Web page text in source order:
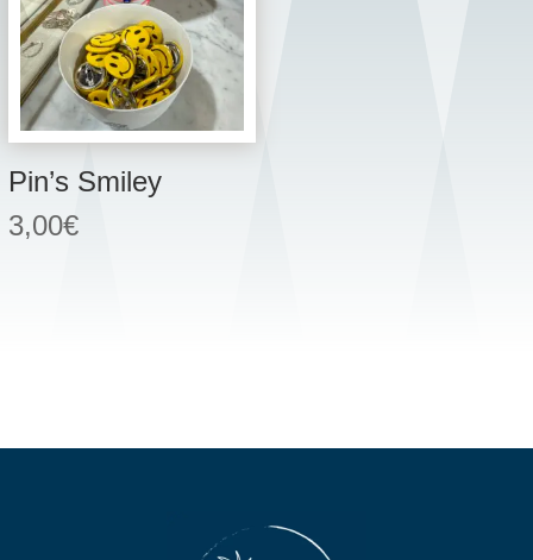
Pin’s Smiley
3,00€